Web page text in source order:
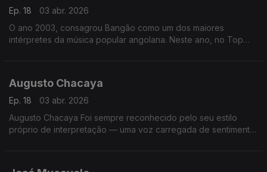
Ep. 18
03 abr. 2026
O ano 2003, consagrou Bangão como um dos maiores
intérpretes da música popular angolana. Neste ano, no Top
Augusto Chacaya
Ep. 18
03 abr. 2026
Augusto Chacaya Foi sempre reconhecido pelo seu estilo
próprio de interpretação — uma voz carregada de sentimento,